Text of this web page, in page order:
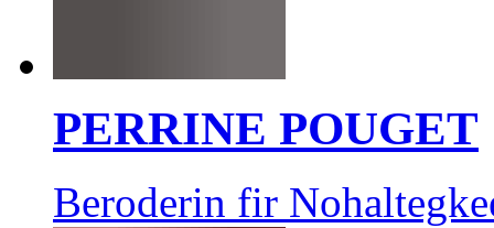
PERRINE POUGET
Beroderin fir